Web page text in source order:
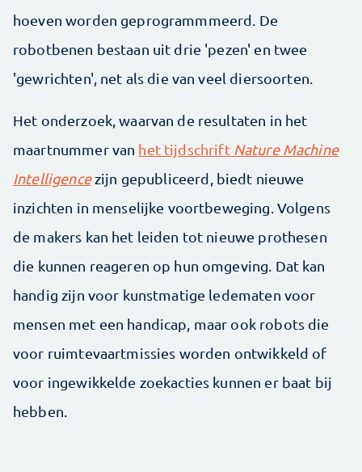
hoeven worden geprogrammmeerd. De
robotbenen bestaan uit drie 'pezen' en twee
'gewrichten', net als die van veel diersoorten.
Het onderzoek, waarvan de resultaten in het
maartnummer van het tijdschrift Nature Machine
Intelligencezijn gepubliceerd, biedt nieuwe
inzichten in menselijke voortbeweging. Volgens
de makers kan het leiden tot nieuwe prothesen
die kunnen reageren op hun omgeving. Dat kan
handig zijn voor kunstmatige ledematen voor
mensen met een handicap, maar ook robots die
voor ruimtevaartmissies worden ontwikkeld of
voor ingewikkelde zoekacties kunnen er baat bij
hebben.